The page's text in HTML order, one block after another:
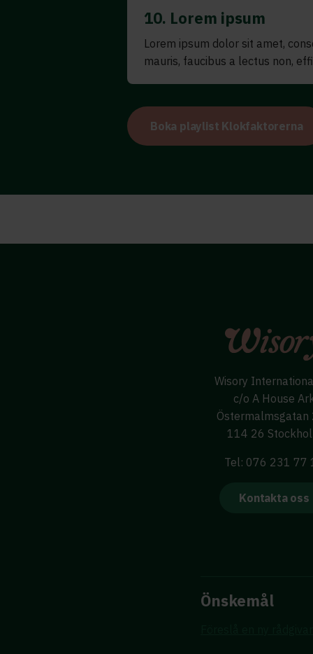
10. Lorem ipsum
Lorem ipsum dolor sit amet,
mauris, faucibus a lectus non,
Boka playlist Klokfaktorerna
Wisory
c/o A House
Östermalmsgatan
114 26
Tel: 076 231 77
Kontakta oss
Önskemål